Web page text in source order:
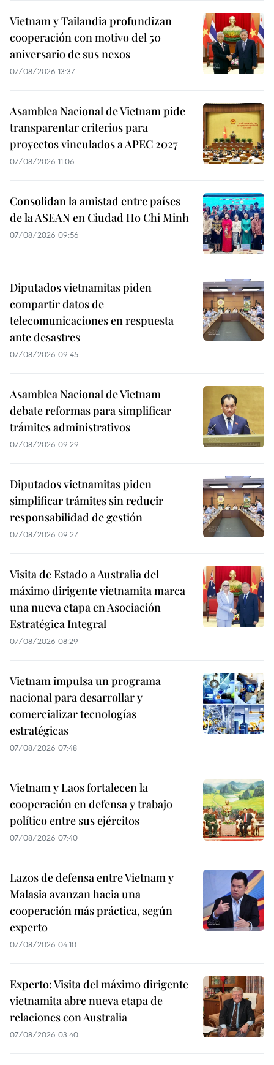
Vietnam y Tailandia profundizan
cooperación con motivo del 50
aniversario de sus nexos
07/08/2026 13:37
Asamblea Nacional de Vietnam pide
transparentar criterios para
proyectos vinculados a APEC 2027
07/08/2026 11:06
Consolidan la amistad entre países
de la ASEAN en Ciudad Ho Chi Minh
07/08/2026 09:56
Diputados vietnamitas piden
compartir datos de
telecomunicaciones en respuesta
ante desastres
07/08/2026 09:45
Asamblea Nacional de Vietnam
debate reformas para simplificar
trámites administrativos
07/08/2026 09:29
Diputados vietnamitas piden
simplificar trámites sin reducir
responsabilidad de gestión
07/08/2026 09:27
Visita de Estado a Australia del
máximo dirigente vietnamita marca
una nueva etapa en Asociación
Estratégica Integral
07/08/2026 08:29
Vietnam impulsa un programa
nacional para desarrollar y
comercializar tecnologías
estratégicas
07/08/2026 07:48
Vietnam y Laos fortalecen la
cooperación en defensa y trabajo
político entre sus ejércitos
07/08/2026 07:40
Lazos de defensa entre Vietnam y
Malasia avanzan hacia una
cooperación más práctica, según
experto
07/08/2026 04:10
Experto: Visita del máximo dirigente
vietnamita abre nueva etapa de
relaciones con Australia
07/08/2026 03:40